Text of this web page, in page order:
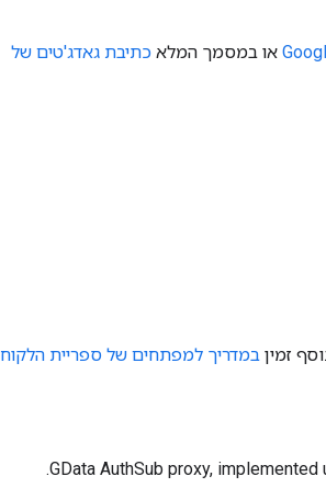
או במסמך המלא כתיבת גאדג'טים של
במדריך למפתחים של ספריית הלקוח
GData AuthSub proxy,